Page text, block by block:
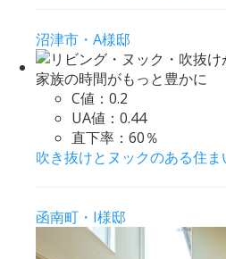
沼津市・A様邸
C値： 0.2
UA値： 0.44
直下率： 60％
吹き抜けとヌックのある住ま
函南町・I様邸